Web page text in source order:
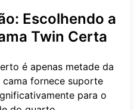
Escolhendo a
Twin Certa
é apenas metade da
fornece suporte
para o